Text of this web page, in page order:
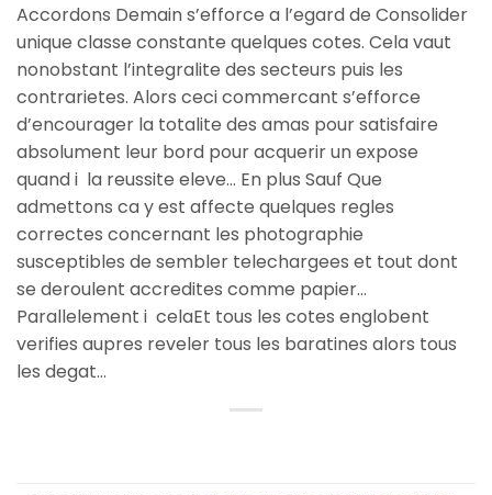
Accordons Demain s’efforce a l’egard de Consolider
unique classe constante quelques cotes. Cela vaut
nonobstant l’integralite des secteurs puis les
contrarietes. Alors ceci commercant s’efforce
d’encourager la totalite des amas pour satisfaire
absolument leur bord pour acquerir un expose
quand i la reussite eleve… En plus Sauf Que
admettons ca y est affecte quelques regles
correctes concernant les photographie
susceptibles de sembler telechargees et tout dont
se deroulent accredites comme papier…
Parallelement i celaEt tous les cotes englobent
verifies aupres reveler tous les baratines alors tous
les degat…